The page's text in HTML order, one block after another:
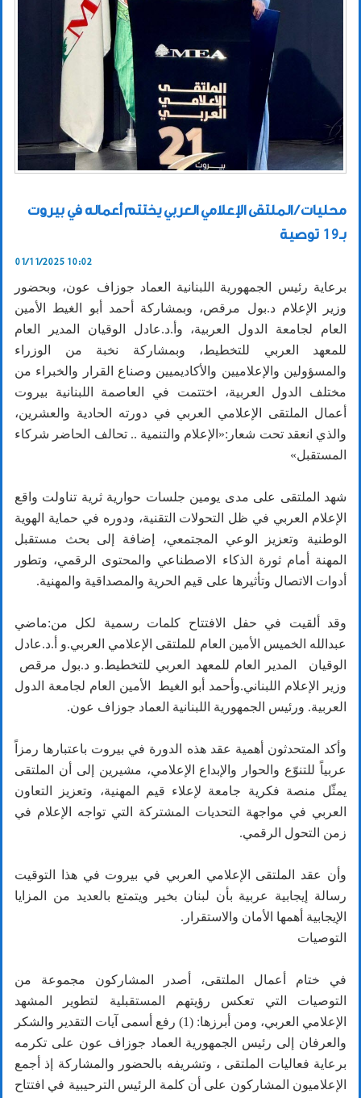
محليات / الملتقى الإعلامي العربي يختتم أعماله في بيروت
بـ19 توصية
01/11/2025 10:02
برعاية رئيس الجمهورية اللبنانية العماد جوزاف عون، وبحضور
وزير الإعلام د.بول مرقص، وبمشاركة أحمد أبو الغيط الأمين
العام لجامعة الدول العربية، وأ.د.عادل الوقيان المدير العام
للمعهد العربي للتخطيط، وبمشاركة نخبة من الوزراء
والمسؤولين والإعلاميين والأكاديميين وصناع القرار والخبراء من
مختلف الدول العربية، اختتمت في العاصمة اللبنانية بيروت
أعمال الملتقى الإعلامي العربي في دورته الحادية والعشرين،
والذي انعقد تحت شعار:«الإعلام والتنمية .. تحالف الحاضر شركاء
المستقبل»
شهد الملتقى على مدى يومين جلسات حوارية ثرية تناولت واقع
الإعلام العربي في ظل التحولات التقنية، ودوره في حماية الهوية
الوطنية وتعزيز الوعي المجتمعي، إضافة إلى بحث مستقبل
المهنة أمام ثورة الذكاء الاصطناعي والمحتوى الرقمي، وتطور
أدوات الاتصال وتأثيرها على قيم الحرية والمصداقية والمهنية.
وقد ألقيت في حفل الافتتاح كلمات رسمية لكل من:ماضي
عبدالله الخميس الأمين العام للملتقى الإعلامي العربي.و أ.د.عادل
الوقيان المدير العام للمعهد العربي للتخطيط.و د.بول مرقص
وزير الإعلام اللبناني.وأحمد أبو الغيط الأمين العام لجامعة الدول
العربية. ورئيس الجمهورية اللبنانية العماد جوزاف عون.
وأكد المتحدثون أهمية عقد هذه الدورة في بيروت باعتبارها رمزاً
عربياً للتنوّع والحوار والإبداع الإعلامي، مشيرين إلى أن الملتقى
يمثّل منصة فكرية جامعة لإعلاء قيم المهنية، وتعزيز التعاون
العربي في مواجهة التحديات المشتركة التي تواجه الإعلام في
زمن التحول الرقمي.
وأن عقد الملتقى الإعلامي العربي في بيروت في هذا التوقيت
رسالة إيجابية عربية بأن لبنان بخير ويتمتع بالعديد من المزايا
الإيجابية أهمها الأمان والاستقرار.
التوصيات
في ختام أعمال الملتقى، أصدر المشاركون مجموعة من
التوصيات التي تعكس رؤيتهم المستقبلية لتطوير المشهد
الإعلامي العربي، ومن أبرزها: (1) رفع أسمى آيات التقدير والشكر
والعرفان إلى رئيس الجمهورية العماد جوزاف عون على تكرمه
برعاية فعاليات الملتقى ، وتشريفه بالحضور والمشاركة إذ أجمع
الإعلاميون المشاركون على أن كلمة الرئيس الترحيبية في افتتاح